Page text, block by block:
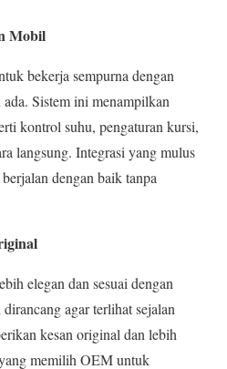
Mobil
bekerja sempurna dengan
Sistem ini menampilkan
kontrol suhu, pengaturan kursi,
langsung. Integrasi yang mulus
dengan baik tanpa
elegan dan sesuai dengan
agar terlihat sejalan
kesan original dan lebih
memilih OEM untuk